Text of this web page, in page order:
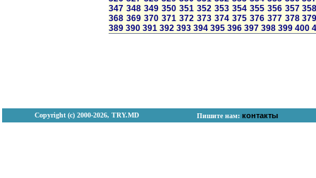
347 348 349 350 351 352 353 354 355 356 357
368 369 370 371 372 373 374 375 376 377 378
389 390 391 392 393 394 395 396 397 398 399 400
Copyright (с) 2000-2026, TRY.MD Пишите нам: контакты